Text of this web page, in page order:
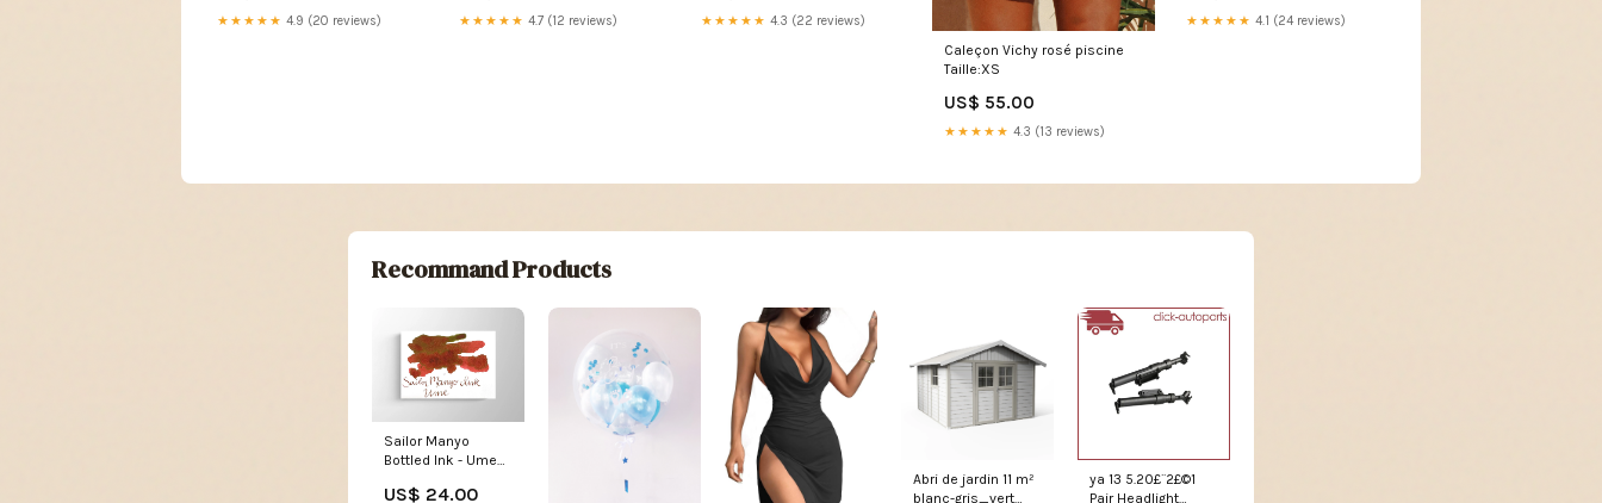
★★★★★ 4.9 (20 reviews) ★★★★★ 4.7 (12 reviews) ★★★★★ 4.3 (22 reviews)
Caleçon Vichy rosé piscine
Taille:XS
US$ 55.00
★★★★★ 4.3 (13 reviews)
★★★★★ 4.1 (24 reviews)
Recommand Products
Sailor Manyo
Bottled Ink - Ume
recommend
US$ 24.00
Abri de jardin 11 m²
blanc-gris_vert
ya 13 5.20£¨2£©1
Pair Headlight